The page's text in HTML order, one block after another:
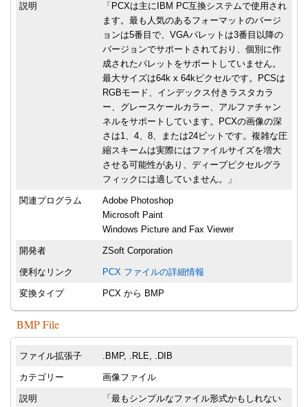
説明
「PCXは主にIBM PC互換システムで使用され
ます。最も人気のあるフォーマットのバージ
ョンは5番目で、VGAパレットは3番目以降の
バージョンでサポートされており、個別に作
成されたパレットをサポートしていません。
最大サイズは64k x 64kピクセルです。PCSは
RGBモード、インデックス付きラスタカラ
ー、グレースケールカラー、アルファチャン
ネルをサポートしています。PCXの画像の深
さは1、4、8、または24ビットです。複雑な圧
縮スキームは実際にはファイルサイズを増大
させる可能性があり、ディープピクセルグラ
フィックには適していません。」
関連プログラム
Adobe Photoshop
Microsoft Paint
Windows Picture and Fax Viewer
開発者 ZSoft Corporation
便利なリンク PCX ファイルの詳細情報
変換タイプ PCX から BMP
BMP File
ファイル拡張子 .BMP, .RLE, .DIB
カテゴリー 画像ファイル
説明
「最もシンプルなファイル形式かもしれない